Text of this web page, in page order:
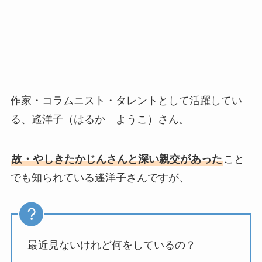
作家・コラムニスト・タレントとして活躍してい
る、遙洋子（はるか ようこ）さん。
故・やしきたかじんさんと深い親交があったこと
でも知られている遙洋子さんですが、
最近見ないけれど何をしているの？